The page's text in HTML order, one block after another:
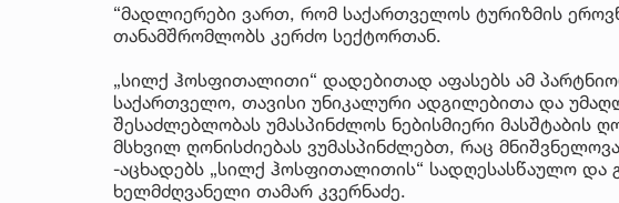
“მადლიერები ვართ, რომ საქართველოს ტურიზმის
თანამშრომლობს კერძო სექტორთან.
„სილქ ჰოსფითალითი“ დადებითად აფასებს ამ
საქართველო, თავისი უნიკალური ადგილებითა და
შესაძლებლობას უმასპინძლოს ნებისმიერი მასშტაბის
მსხვილ ღონისძიებას ვუმასპინძლებთ, რაც
-აცხადებს „სილქ ჰოსფითალითის“ სადღესასწაულო და
ხელმძღვანელი თამარ კვერნაძე.